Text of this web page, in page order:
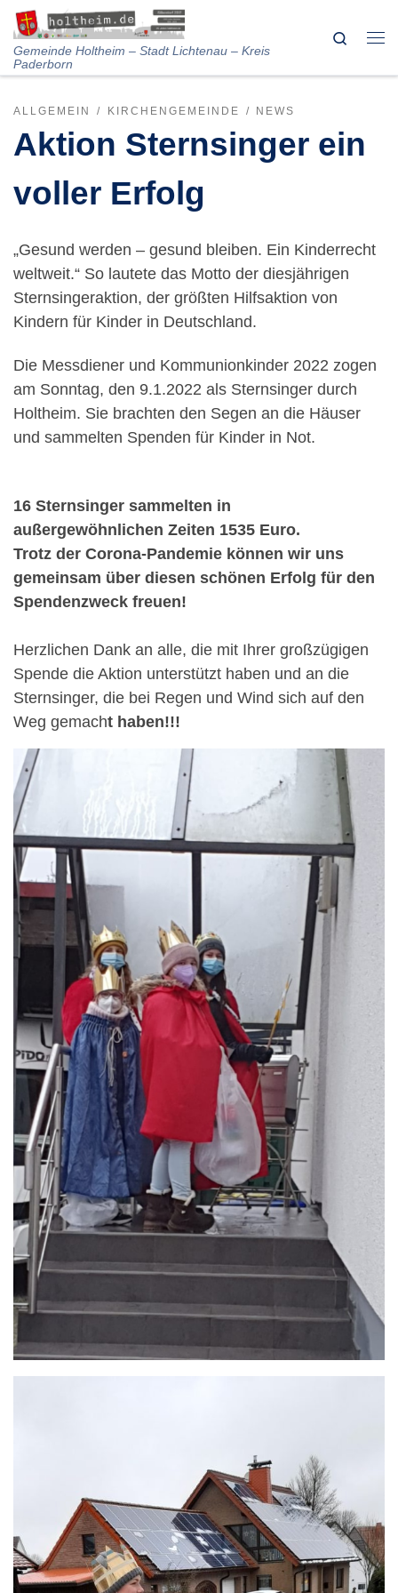
Skip to content
Gemeinde Holtheim – Stadt Lichtenau – Kreis
Paderborn
Search
ALLGEMEIN KIRCHENGEMEINDE NEWS
Aktion Sternsinger ein
voller Erfolg
„Gesund werden – gesund bleiben. Ein Kinderrecht
weltweit.“ So lautete das Motto der diesjährigen
Sternsingeraktion, der größten Hilfsaktion von
Kindern für Kinder in Deutschland.
Die Messdiener und Kommunionkinder 2022 zogen
am Sonntag, den 9.1.2022 als Sternsinger durch
Holtheim. Sie brachten den Segen an die Häuser
und sammelten Spenden für Kinder in Not.
16 Sternsinger sammelten in
außergewöhnlichen Zeiten 1535 Euro.
Trotz der Corona-Pandemie können wir uns
gemeinsam über diesen schönen Erfolg für den
Spendenzweck freuen!
Herzlichen Dank an alle, die mit Ihrer großzügigen
Spende die Aktion unterstützt haben und an die
Sternsinger, die bei Regen und Wind sich auf den
Weg gemacht haben!!!